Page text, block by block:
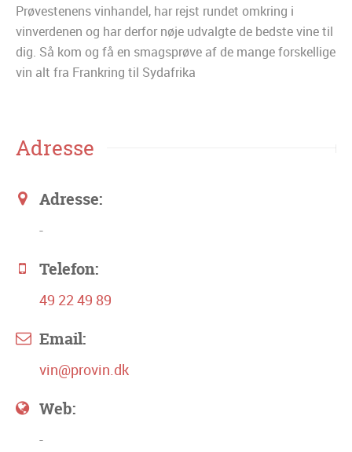
Prøvestenens vinhandel, har rejst rundet omkring i
vinverdenen og har derfor nøje udvalgte de bedste vine til
dig. Så kom og få en smagsprøve af de mange forskellige
vin alt fra Frankring til Sydafrika
Adresse
Adresse:
-
Telefon:
49 22 49 89
Email:
vin@provin.dk
Web:
-